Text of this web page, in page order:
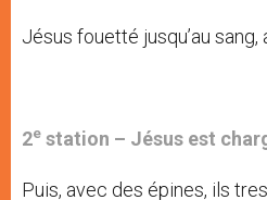
Jésus fouetté jusqu’au
2e station – Jésus est
Puis, avec des épines, ils